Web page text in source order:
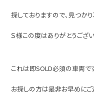
探しておりますので、見つか
Ｓ様この度はありがとうござい
これは即SOLD必須の車両で
お探しの方は是非お早めにご